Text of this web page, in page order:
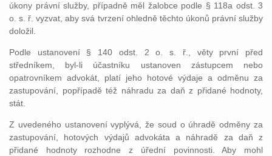
úkony právní služby, případně měl žalobce podle § 118a odst. 3
o. s. ř. vyzvat, aby svá tvrzení ohledně těchto úkonů právní služby
doložil.
Podle ustanovení § 140 odst. 2 o. s. ř., věty první před
středníkem, byl-li účastníku ustanoven zástupcem nebo
opatrovníkem advokát, platí jeho hotové výdaje a odměnu za
zastupování, popřípadě též náhradu za daň z přidané hodnoty,
stát.
Z uvedeného ustanovení vyplývá, že soud o úhradě odměny za
zastupování, hotových výdajů advokáta a náhradě za daň z
přidané hodnoty rozhodne z úřední povinnosti. Aby mohl